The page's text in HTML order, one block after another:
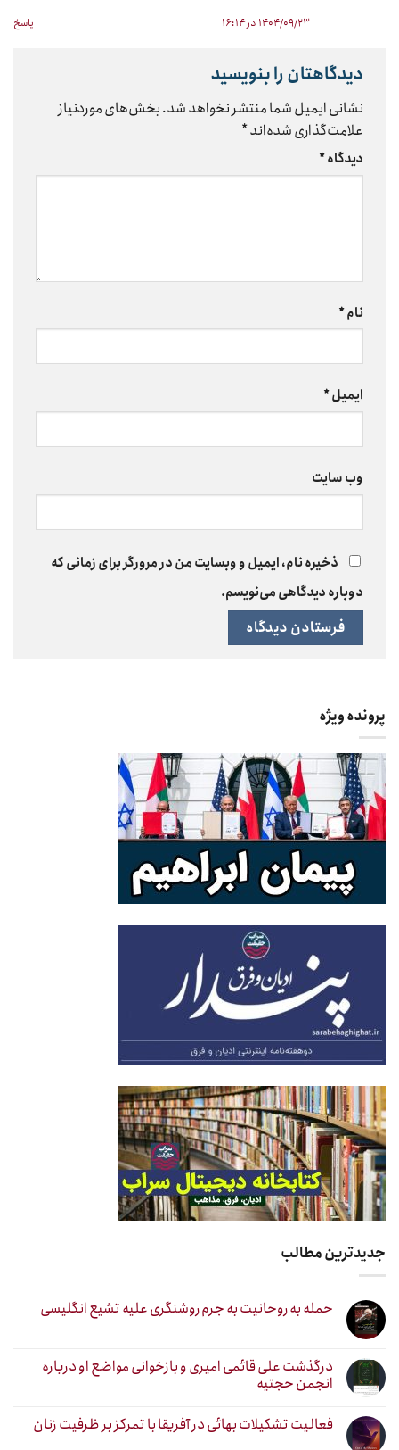
۱۴۰۴/۰۹/۲۳ در ۱۶:۱۴ پاسخ
دیدگاهتان را بنویسید
نشانی ایمیل شما منتشر نخواهد شد.بخش‌های موردنیاز
علامت‌گذاری شده‌اند*
دیدگاه*
نام*
ایمیل*
وب‌ سایت
ذخیره نام، ایمیل و وبسایت من در مرورگر برای زمانی که
دوباره دیدگاهی می‌نویسم.
پرونده ویژه
جدیدترین مطالب
حمله به روحانیت به جرم روشنگری علیه تشیع انگلیسی
درگذشت علی قائمی امیری و بازخوانی مواضع او درباره
انجمن حجتیه
فعالیت تشکیلات بهائی در آفریقا با تمرکز بر ظرفیت زنان